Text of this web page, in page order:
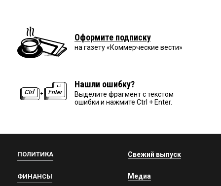
Оформите подписку
на газету «Коммерческие вести»
Нашли ошибку?
Выделите фрагмент с текстом
ошибки и нажмите Ctrl + Enter.
ПОЛИТИКА
ФИНАНСЫ
Свежий выпуск
Медиа